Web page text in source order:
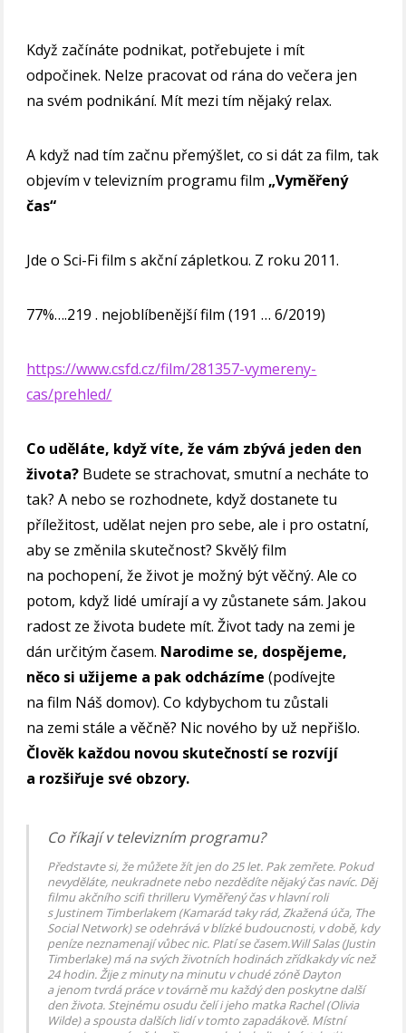
Když začínáte podnikat, potřebujete i mít
odpočinek. Nelze pracovat od rána do večera jen
na svém podnikání. Mít mezi tím nějaký relax.
A když nad tím začnu přemýšlet, co si dát za film, tak
objevím v televizním programu film „Vyměřený
čas“
Jde o Sci-Fi film s akční zápletkou. Z roku 2011.
77%….219 . nejoblíbenější film (191 … 6/2019)
https://www.csfd.cz/film/281357-vymereny-
cas/prehled/
Co uděláte, když víte, že vám zbývá jeden den
života? Budete se strachovat, smutní a necháte to
tak? A nebo se rozhodnete, když dostanete tu
příležitost, udělat nejen pro sebe, ale i pro ostatní,
aby se změnila skutečnost? Skvělý film
na pochopení, že život je možný být věčný. Ale co
potom, když lidé umírají a vy zůstanete sám. Jakou
radost ze života budete mít. Život tady na zemi je
dán určitým časem. Narodime se, dospějeme,
něco si užijeme a pak odcházíme (podívejte
na film Náš domov). Co kdybychom tu zůstali
na zemi stále a věčně? Nic nového by už nepřišlo.
Člověk každou novou skutečností se rozvíjí
a rozšiřuje své obzory.
Co říkají v televizním programu?
Představte si, že můžete žít jen do 25 let. Pak zemřete. Pokud
nevyděláte, neukradnete nebo nezdědíte nějaký čas navíc. Děj
filmu akčního scifi thrilleru Vyměřený čas v hlavní roli
s Justinem Timberlakem (Kamarád taky rád, Zkažená úča, The
Social Network) se odehrává v blízké budoucnosti, v době, kdy
peníze neznamenají vůbec nic. Platí se časem.Will Salas (Justin
Timberlake) má na svých životních hodinách zřídkakdy víc než
24 hodin. Žije z minuty na minutu v chudé zóně Dayton
a jenom tvrdá práce v továrně mu každý den poskytne další
den života. Stejnému osudu čelí i jeho matka Rachel (Olivia
Wilde) a spousta dalších lidí v tomto zapadákově. Místní